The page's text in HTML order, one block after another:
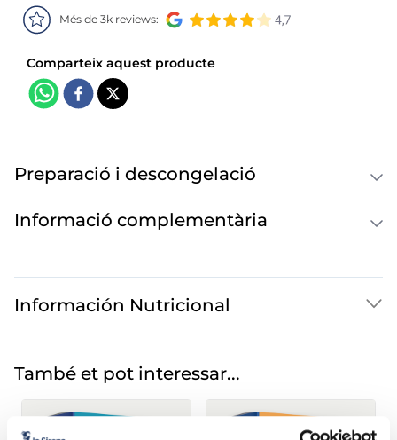
Més de 3k reviews:
Preparació i descongelació
Informació complementària
Información Nutricional
També et pot interessar...
9. listísimos